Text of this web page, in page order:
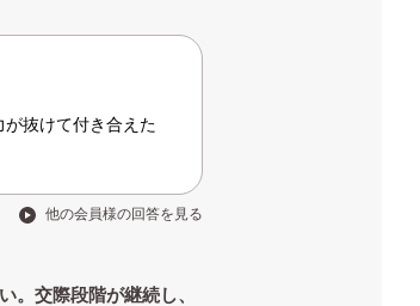
抜けて付き合えた
他の会員様の回答を見る
。交際段階が継続し、